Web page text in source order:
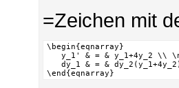
=Zeichen mit
\begin{eqnarray}
y_1' & = & y_1+4y_2 \\
dy_1 & = &
\end{eqnarray}